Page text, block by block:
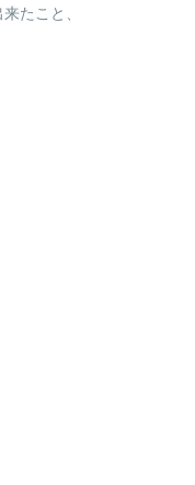
たこと、